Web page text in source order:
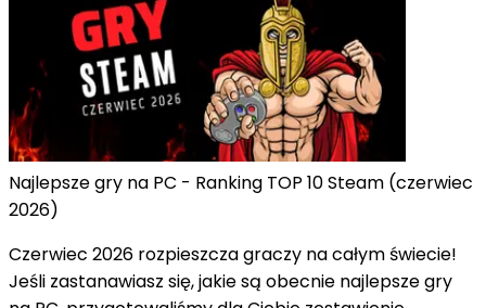
Najlepsze gry na PC - Ranking TOP 10 Steam (czerwiec
2026)
Czerwiec 2026 rozpieszcza graczy na całym świecie!
Jeśli zastanawiasz się, jakie są obecnie najlepsze gry